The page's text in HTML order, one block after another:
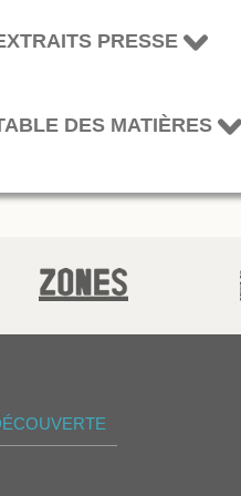
PRESSE
DES MATIÈRES